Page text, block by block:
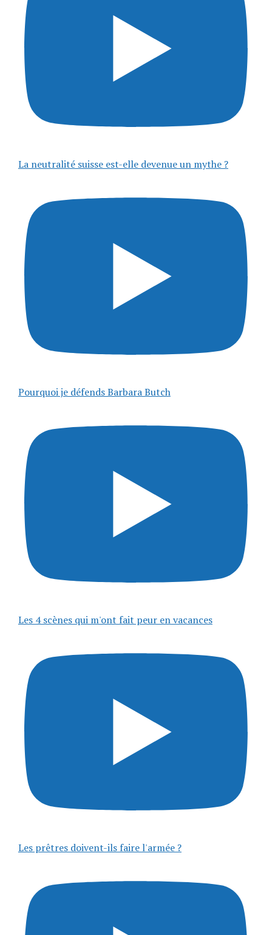
La neutralité suisse est-elle devenue un mythe ?
Pourquoi je défends Barbara Butch
Les 4 scènes qui m'ont fait peur en vacances
Les prêtres doivent-ils faire l'armée ?